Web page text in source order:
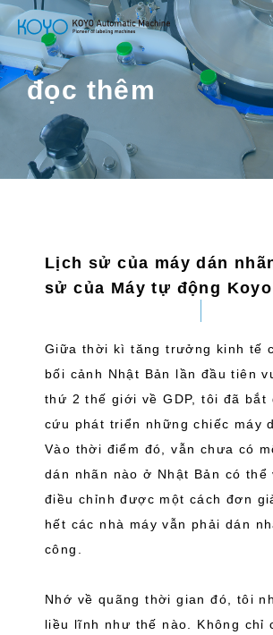
đọc thêm
Lịch sử của máy dán
sử của Máy tự động Koyo
Giữa thời kì tăng trưởng kinh tế
bối cảnh Nhật Bản lần đầu tiên
thứ 2 thế giới về GDP, tôi đã bắt
cứu phát triển những chiếc máy
Vào thời điểm đó, vẫn chưa có
dán nhãn nào ở Nhật Bản có thể
điều chỉnh được một cách đơn
hết các nhà máy vẫn phải dán
công.
Nhớ về quãng thời gian đó, tôi
liều lĩnh như thế nào. Không chỉ